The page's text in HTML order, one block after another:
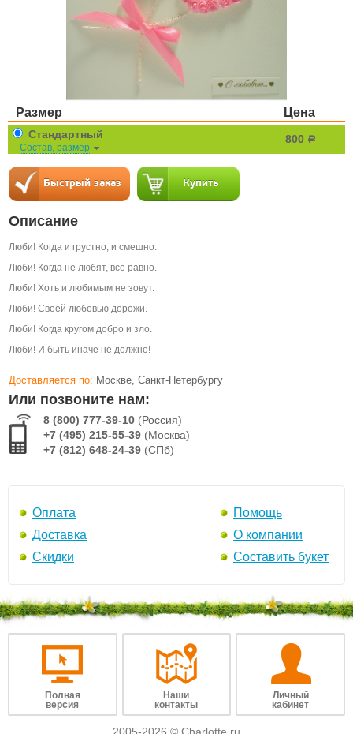
Размер Цена
Стандартный
Состав, размер
800 a
Описание
Люби! Когда и грустно, и смешно.
Люби! Когда не любят, все равно.
Люби! Хоть и любимым не зовут.
Люби! Своей любовью дорожи.
Люби! Когда кругом добро и зло.
Люби! И быть иначе не должно!
Доставляется по: Москве, Санкт-Петербургу
Или позвоните нам:
8 (800) 777-39-10 (Россия)
+7 (495) 215-55-39 (Москва)
+7 (812) 648-24-39 (СПб)
Оплата
Доставка
Скидки
Помощь
О компании
Составить букет
Полная
версия
Наши
контакты
Личный
кабинет